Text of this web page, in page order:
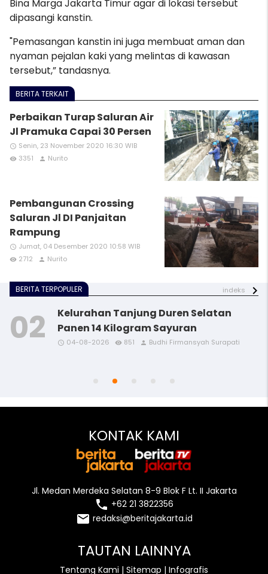
Bina Marga Jakarta Timur agar di lokasi tersebut
dipasangi kanstin.
"Pemasangan kanstin ini juga membuat aman dan
nyaman pejalan kaki yang melintas di kawasan
tersebut,” tandasnya.
BERITA TERKAIT
Perbaikan Turap Saluran Air
Jl Pramuka Capai 30 Persen
access_time Senin, 23 November 2020 16:30 WIB
remove_red_eye 3351 person Nurito
Pembangunan Crossing
Saluran Jl DI Panjaitan
Rampung
access_time Jumat, 04 Desember 2020 10:58 WIB
remove_red_eye 2712 person Nurito
BERITA TERPOPULER indeks
access_time remove_red_eye person
Kelurahan Tanjung Duren Selatan
Panen 14 Kilogram Sayuran
access_time 04-08-2026 remove_red_eye 851 person Budhi Firmansyah Surapati
access_time remove_red_eye person
access_time remove_red_eye person
KONTAK KAMI
Jl. Medan Merdeka Selatan 8-9 Blok F Lt. II Jakarta
local_phone +62 21 3822356
email redaksi@beritajakarta.id
TAUTAN LAINNYA
Tentang Kami | Sitemap | Infografis